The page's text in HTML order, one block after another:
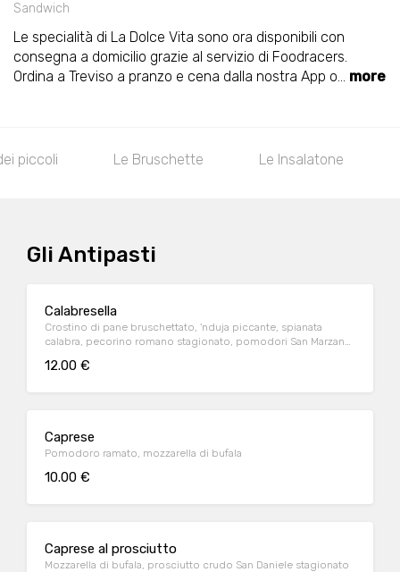
Sandwich
Le specialità di La Dolce Vita sono ora disponibili con
consegna a domicilio grazie al servizio di Foodracers.
Ordina a Treviso a pranzo e cena dalla nostra App o... more
piccoli Le Bruschette Le Insalatone
Gli Antipasti
Calabresella
Crostino di pane bruschettato, 'nduja piccante, spianata
calabra, pecorino romano stagionato, pomodori San Marzano
12.00 €
Caprese
Pomodoro ramato, mozzarella di bufala
10.00 €
Caprese al prosciutto
Mozzarella di bufala, prosciutto crudo San Daniele stagionato